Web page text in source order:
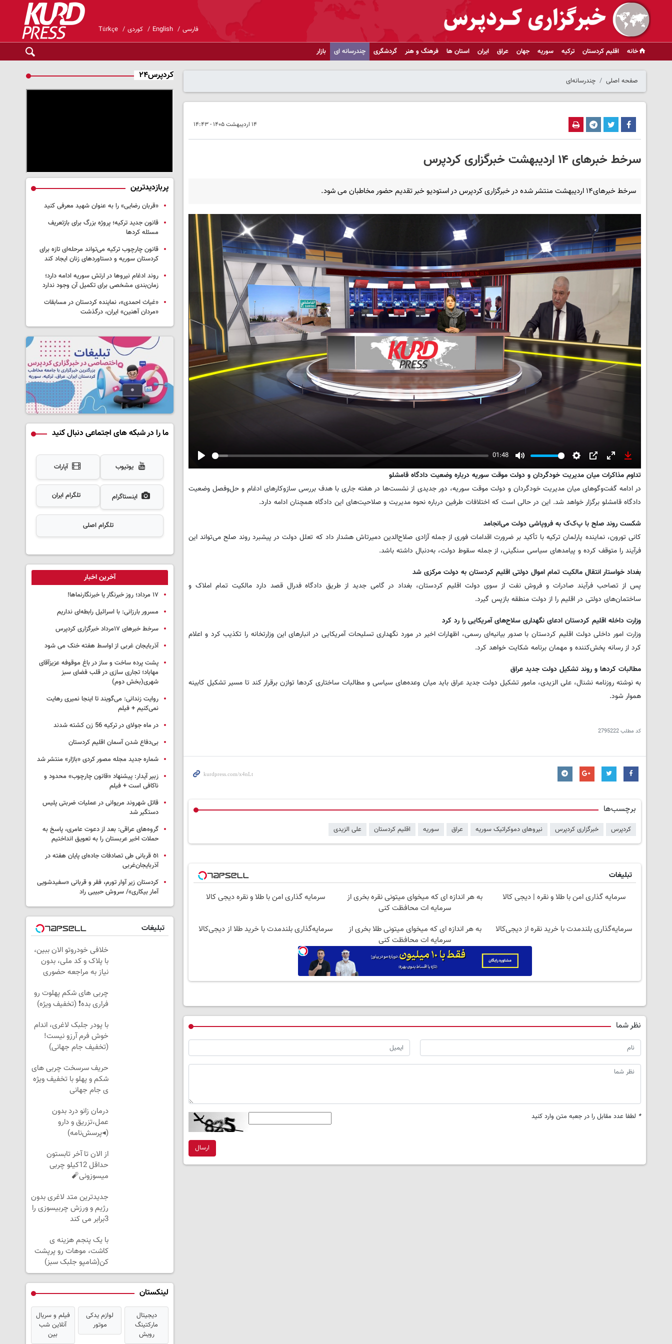
فارسی English کوردی Türkçe
خانه اقلیم کردستان ترکیه سوریه جهان عراق ایران استان ها فرهنگ و هنر گردشگری چندرسانه ای بازار
صفحه اصلی چندرسانه‌ای
۱۴ اردیبهشت ۱۴۰۵ - ۱۴:۴۳
سرخط خبرهای ۱۴ اردیبهشت خبرگزاری کردپرس
سرخط خبرهای۱۴ اردیبهشت منتشر شده در خبرگزاری کردپرس در استودیو خبر تقدیم حضور مخاطبان می شود.
Play
01:48
Mute Settings
PIP Enter
fullscreen
Download
تداوم مذاکرات میان مدیریت خودگردان و دولت موقت سوریه درباره وضعیت دادگاه قامشلو
در ادامه گفت‌وگوهای میان مدیریت خودگردان و دولت موقت سوریه، دور جدیدی از نشست‌ها در هفته جاری با هدف بررسی سازوکارهای ادغام و حل‌وفصل وضعیت
دادگاه قامشلو برگزار خواهد شد. این در حالی است که اختلافات طرفین درباره نحوه مدیریت و صلاحیت‌های این دادگاه همچنان ادامه دارد.
شکست روند صلح با پ‌ک‌ک به فروپاشی دولت می‌انجامد
کانی تورون، نماینده پارلمان ترکیه با تأکید بر ضرورت اقدامات فوری از جمله آزادی صلاح‌الدین دمیرتاش هشدار داد که تعلل دولت در پیشبرد روند صلح می‌تواند این
فرآیند را متوقف کرده و پیامدهای سیاسی سنگینی، از جمله سقوط دولت، به‌دنبال داشته باشد.
بغداد خواستار انتقال مالکیت تمام اموال دولتی اقلیم کردستان به دولت مرکزی شد
پس از تصاحب فرآیند صادرات و فروش نفت از سوی دولت اقلیم کردستان، بغداد در گامی جدید از طریق دادگاه فدرال قصد دارد مالکیت تمام املاک و
ساختمان‌های دولتی در اقلیم را از دولت منطقه بازپس گیرد.
وزارت داخله اقلیم کردستان ادعای نگهداری سلاح‌های آمریکایی را رد کرد
وزارت امور داخلی دولت اقلیم کردستان با صدور بیانیه‌ای رسمی، اظهارات اخیر در مورد نگهداری تسلیحات آمریکایی در انبارهای این وزارتخانه را تکذیب کرد و اعلام
کرد از رسانه پخش‌کننده و مهمان برنامه شکایت خواهد کرد.
مطالبات کردها و روند تشکیل دولت جدید عراق
به نوشته روزنامه نشنال، علی الزیدی، مامور تشکیل دولت جدید عراق باید میان وعده‌های سیاسی و مطالبات ساختاری کردها توازن برقرار کند تا مسیر تشکیل کابینه
هموار شود.
کد مطلب2795222
برچسب‌ها
کردپرس خبرگزاری کردپرس نیروهای دموکراتیک سوریه عراق سوریه اقلیم کردستان علی الزیدی
تبلیغات
سرمایه گذاری امن با طلا و نقره | دیجی کالا
به هر اندازه ای که میخوای میتونی نقره بخری از
سرمایه ات محافظت کنی
سرمایه گذاری امن با طلا و نقره دیجی کالا
سرمایه‌گذاری بلندمدت با خرید نقره از دیجی‌کالا
به هر اندازه ای که میخوای میتونی طلا بخری از
سرمایه ات محافظت کنی
سرمایه‌گذاری بلندمدت با خرید طلا از دیجی‌کالا
نظر شما
* لطفا عدد مقابل را در جعبه متن وارد کنید
ارسال
کردپرس۲۴
پربازدیدترین
«قربان رضایی» را به عنوان شهید معرفی کنید
قانون جدید ترکیه؛ پروژه بزرگ‌ برای بازتعریف
مسئله کردها
قانون چارچوب ترکیه می‌تواند مرحله‌ای تازه برای
کردستان سوریه و دستاوردهای زنان ایجاد کند
روند ادغام نیروها در ارتش سوریه ادامه دارد؛
زمان‌بندی مشخصی برای تکمیل آن وجود ندارد
«غیاث احمدی»، نماینده کردستان در مسابقات
«مردان آهنین» ایران، درگذشت
ما را در شبکه های اجتماعی دنبال کنید
یوتیوب آپارات
اینستاگرام تلگرام ایران
تلگرام اصلی
آخرین اخبار
١٧ مرداد؛ روز خبرنگار یا خبرنگارنماها!
مسرور بارزانی: با اسرائیل رابطه‌ای نداریم
سرخط خبرهای ۱۷مرداد خبرگزاری کردپرس
آذربایجان غربی از اواسط هفته خنک می شود
پشت پرده ساخت و ساز در باغ موقوفه عزیزآقای
مهاباد؛ تجاری سازی در قلب فضای سبز
شهری(بخش دوم)
روایت زندانی: می‌گویند تا اینجا نمیری رهایت
نمی‌کنیم + فیلم
در ماه جولای در ترکیه 56 زن کشته شدند
بی‌دفاع شدن آسمان اقلیم کردستان
شماره جدید مجله مصور کردی «باژار» منتشر شد
زبیر آیدار: پیشنهاد «قانون چارچوب» محدود و
ناکافی است + فیلم
قاتل شهروند مریوانی در عملیات ضربتی پلیس
دستگیر شد
گروه‌های عراقی: بعد از دعوت عامری، پاسخ به
حملات اخیر عربستان را به تعویق انداختیم
٥١ قربانی طی تصادفات جاده‌ای پایان هفته در
آذربایجان‌غربی
کردستان زیر آوار تورم، فقر و قربانی «سفیدشویی
آمار بیکاری»/ سروش حبیبی راد
تبلیغات
خلافی خودروتو الان ببین،
با پلاک و کد ملی، بدون
نیاز به مراجعه حضوری
چربی های شکم پهلوت رو
فراری بده❗ (تخفیف ویژه)
با پودر جلبک لاغری، اندام
خوش فرم آرزو نیست!
(تخفیف جام جهانی)
حریف سرسخت چربی های
شکم و پهلو با تخفیف ویژه
ی جام جهانی
درمان زانو درد بدون
عمل،تزریق و دارو
(◂پرسش‌نامه)
از الان تا آخر تابستون
حداقل 12کیلو چربی
میسوزونی🧨
جدیدترین متد لاغری بدون
رژیم و ورزش چربیسوزی را
3برابر می کند
با یک پنجم هزینه ی
کاشت، موهات رو پرپشت
کن(شامپو جلبک سبز)
لینکستان
دیجیتال
مارکتینگ
رویش
لوازم یدکی
موتور
فیلم و سریال
آنلاین شب
بین